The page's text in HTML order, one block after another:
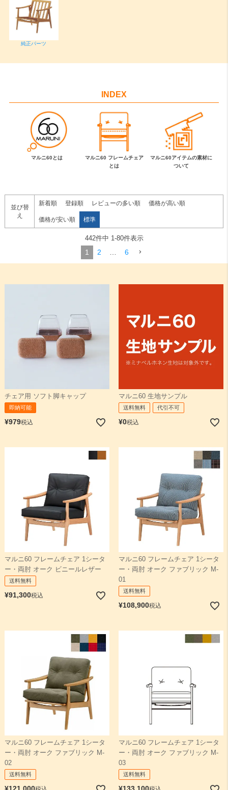
純正パーツ
INDEX
マルニ60とは
マルニ60 フレームチェア
とは
マルニ60アイテムの素材に
ついて
並び替
え
新着順 登録順 レビューの多い順 価格が高い順
価格が安い順 標準
442件中 1 -80件表示
1 2 6
チェア用 ソフト脚キャップ
即納可能
¥979税込
マルニ60 生地サンプル
送料無料 代引不可
¥0税込
マルニ60 フレームチェア 1シータ
ー・両肘 オーク ビニールレザー
送料無料
¥91,300税込
マルニ60 フレームチェア 1シータ
ー・両肘 オーク ファブリック M-
01
送料無料
¥108,900税込
マルニ60 フレームチェア 1シータ
ー・両肘 オーク ファブリック M-
02
送料無料
マルニ60 フレームチェア 1シータ
ー・両肘 オーク ファブリック M-
03
送料無料